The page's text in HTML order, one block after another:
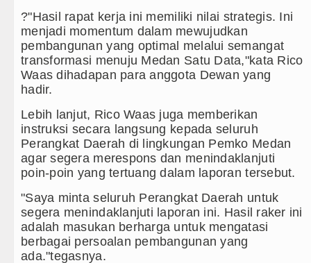
Pasien Kanker Paru di Indonesia
Mantan PM Bangladesh Sheikh Hasina Hadapi
United Laga Persahabatan di Swedia 8
?"Hasil rapat kerja ini memiliki nilai strategis. Ini
menjadi momentum dalam mewujudkan
pembangunan yang optimal melalui semangat
transformasi menuju Medan Satu Data,"kata Rico
Waas dihadapan para anggota Dewan yang
hadir.
Lebih lanjut, Rico Waas juga memberikan
instruksi secara langsung kepada seluruh
Perangkat Daerah di lingkungan Pemko Medan
agar segera merespons dan menindaklanjuti
poin-poin yang tertuang dalam laporan tersebut.
"Saya minta seluruh Perangkat Daerah untuk
segera menindaklanjuti laporan ini. Hasil raker ini
adalah masukan berharga untuk mengatasi
berbagai persoalan pembangunan yang
ada."tegasnya.